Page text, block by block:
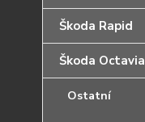
Škoda Rapid
Škoda Octavia
Ostatní